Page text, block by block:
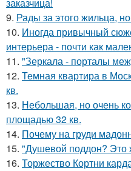
заказчица!
9. Рады за этого жильца,
10. Иногда привычный
интерьера - почти как
11. "Зеркала - порталы
12. Темная квартира в
кв.
13. Небольшая, но очень
площадью 32 кв.
14. Почему на груди
15. "Душевой поддон? Это
16. Торжество Кортни